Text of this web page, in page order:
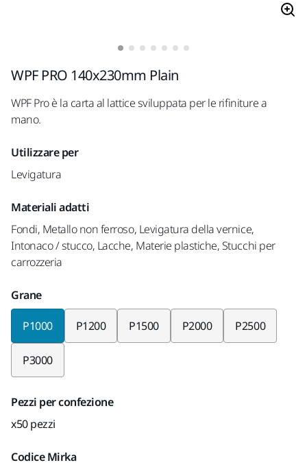
WPF PRO 140x230mm Plain
WPF Pro è la carta al lattice sviluppata per le rifiniture a
mano.
Utilizzare per
Levigatura
Materiali adatti
Fondi, Metallo non ferroso, Levigatura della vernice,
Intonaco / stucco, Lacche, Materie plastiche, Stucchi per
carrozzeria
Grane
P1000 P1200 P1500 P2000 P2500
P3000
Pezzi per confezione
x50 pezzi
Codice Mirka